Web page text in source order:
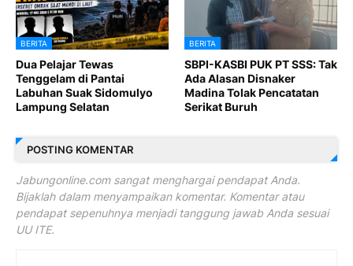
BERITA
Dua Pelajar Tewas
Tenggelam di Pantai
Labuhan Suak Sidomulyo
Lampung Selatan
BERITA
SBPI-KASBI PUK PT SSS: Tak
Ada Alasan Disnaker
Madina Tolak Pencatatan
Serikat Buruh
POSTING KOMENTAR
Jabungonline.com sangat menghargai pendapat Anda.
Bijaklah dalam menyampaikan komentar. Komentar atau
pendapat sepenuhnya menjadi tanggung jawab Anda sesuai
UU ITE.